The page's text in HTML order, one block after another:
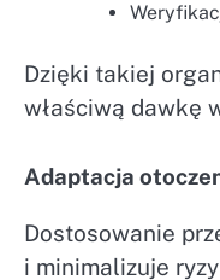
Dzięki takiej
właściwą dawkę
Adaptacja
Dostosowanie
i minimalizuje